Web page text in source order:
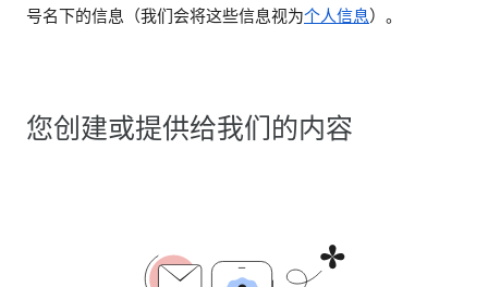
号名下的信息（我们会将这些信息视为个人信息）。
您创建或提供给我们的内容